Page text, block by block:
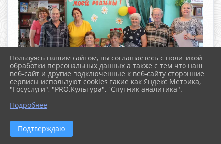
Пользуясь нашим сайтом, вы соглашаетесь с политикой
обработки персональных данных а также с тем что наш
веб-сайт и другие подключенные к веб-сайту сторонние
сервисы используют cookies такие как Яндекс Метрика,
"Госуслуги", "PRO.Культура", "Спутник аналитика".
Подробнее
Подтверждаю